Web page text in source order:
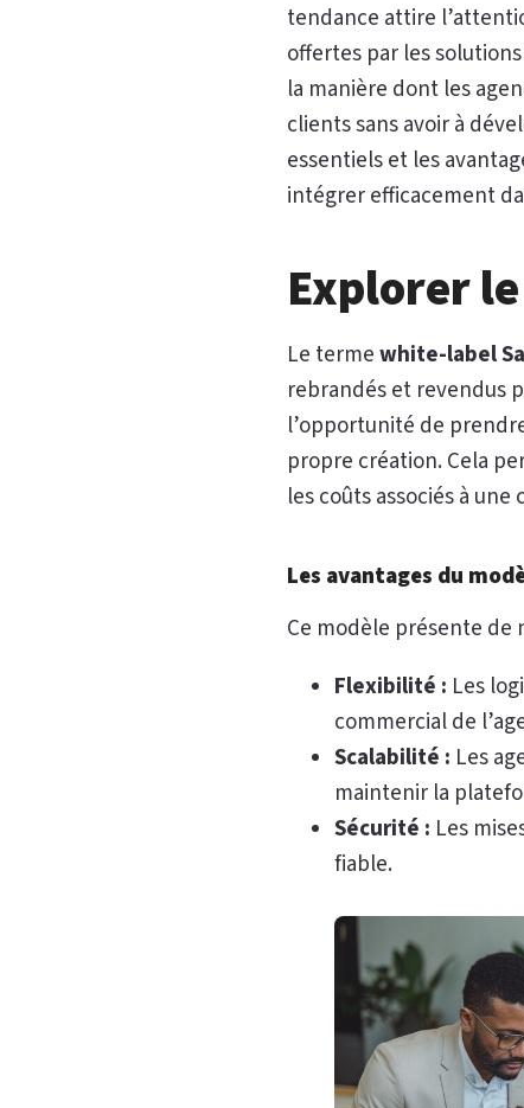
tendance attire
offertes par les
la manière dont les
clients sans avoir à
essentiels et les
intégrer efficacement
Explorer
Le termewhite-label
rebrandés et revendus
l’opportunité de
propre création. Cela
les coûts associés à
Les avantages du
Ce modèle présente de
Flexibilité : Les
commercial de
Scalabilité : Les
maintenir la
Sécurité : Les
fiable.